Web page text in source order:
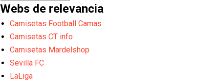
Webs de relevancia
Camisetas Football Camas
Camisetas CT info
Camisetas Mardelshop
Sevilla FC
LaLiga